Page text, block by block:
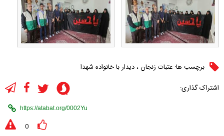
برچسب ها: عتبات زنجان ، دیدار با خانواده شهدا
اشتراک گذاری:
0